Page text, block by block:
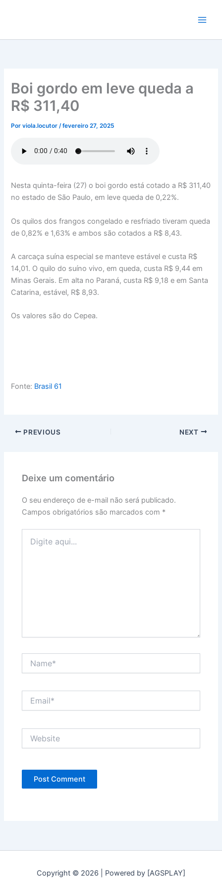
conteúdo
Boi gordo em leve queda a
R$ 311,40
Porviola.locutor/fevereiro 27, 2025
Nesta quinta-feira (27) o boi gordo está cotado a R$ 311,40
no estado de São Paulo, em leve queda de 0,22%.
Os quilos dos frangos congelado e resfriado tiveram queda
de 0,82% e 1,63% e ambos são cotados a R$ 8,43.
A carcaça suína especial se manteve estável e custa R$
14,01. O quilo do suíno vivo, em queda, custa R$ 9,44 em
Minas Gerais. Em alta no Paraná, custa R$ 9,18 e em Santa
Catarina, estável, R$ 8,93.
Os valores são do Cepea.
Fonte: Brasil 61
PREVIOUS NEXT
Deixe um comentário
O seu endereço de e-mail não será publicado.
Campos obrigatórios são marcados com *
aqui...
Copyright © 2026 | Powered by [AGSPLAY]